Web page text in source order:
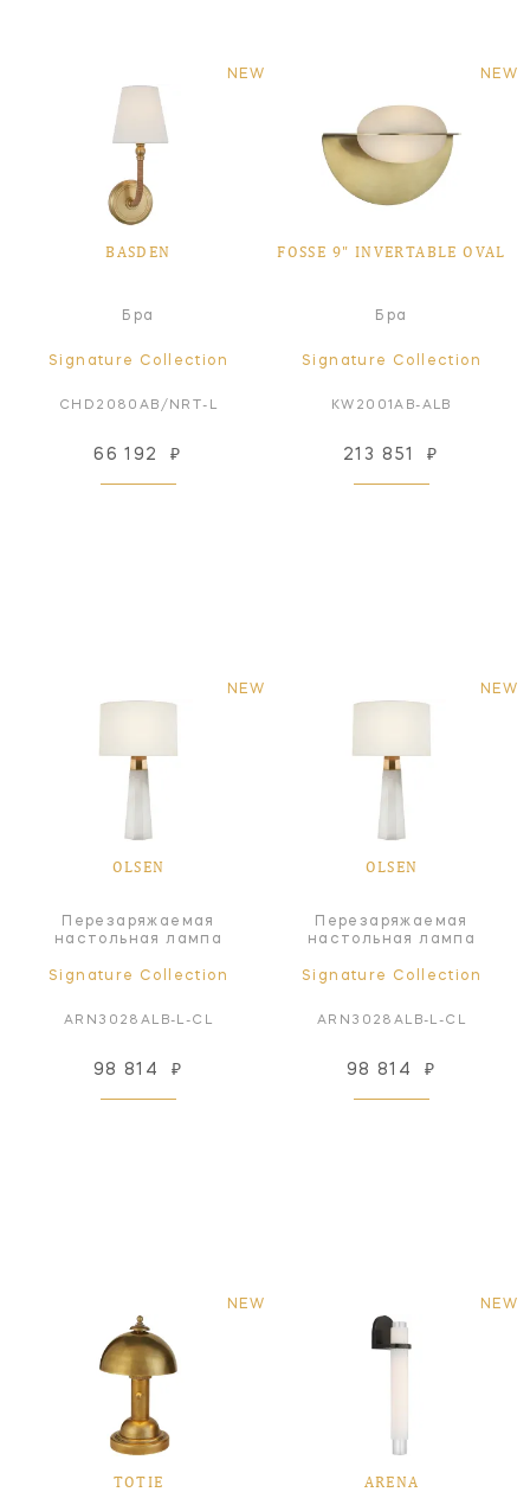
NEW
BASDEN
Бра
Signature Collection
CHD2080AB/NRT-L
66 192 ₽
NEW
FOSSE 9" INVERTABLE OVAL
Бра
Signature Collection
KW2001AB-ALB
213 851 ₽
NEW
OLSEN
Перезаряжаемая
настольная лампа
Signature Collection
ARN3028ALB-L-CL
98 814 ₽
NEW
OLSEN
Перезаряжаемая
настольная лампа
Signature Collection
ARN3028ALB-L-CL
98 814 ₽
NEW
TOTIE
NEW
ARENA